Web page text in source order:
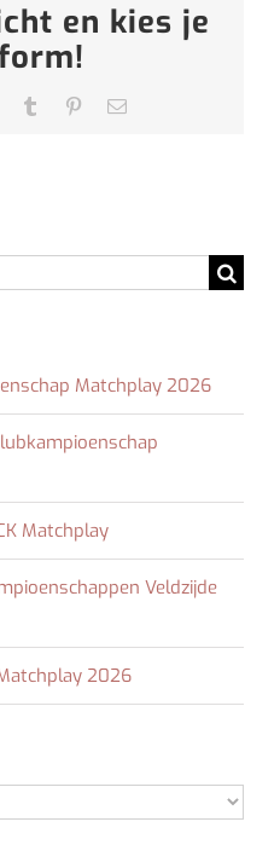
en kies je
WhatsApp
Tumblr Pinterest
E-
Matchplay 2026
Matchplay
Veldzijde
2026